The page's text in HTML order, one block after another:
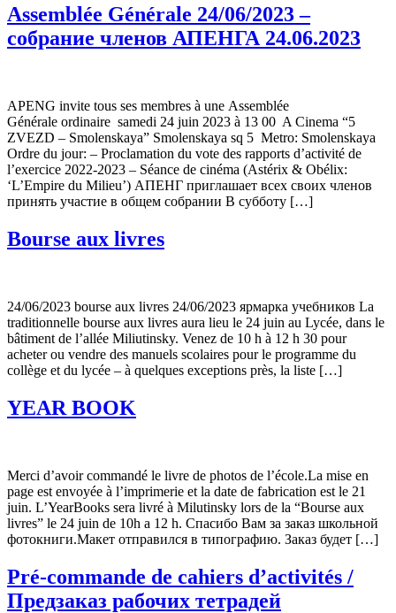
Assemblée Générale 24/06/2023 –
собрание членов АПЕНГА 24.06.2023
APENG invite tous ses membres à une Assemblée
Générale ordinaire samedi 24 juin 2023 à 13 00 A Cinema “5
ZVEZD – Smolenskaya” Smolenskaya sq 5 Metro: Smolenskaya
Ordre du jour: – Proclamation du vote des rapports d’activité de
l’exercice 2022-2023 – Séance de cinéma (Astérix & Obélix:
‘L’Empire du Milieu’) АПЕНГ приглашает всех своих членов
принять участие в общем собрании В субботу […]
Bourse aux livres
24/06/2023 bourse aux livres 24/06/2023 ярмарка учебников La
traditionnelle bourse aux livres aura lieu le 24 juin au Lycée, dans le
bâtiment de l’allée Miliutinsky. Venez de 10 h à 12 h 30 pour
acheter ou vendre des manuels scolaires pour le programme du
collège et du lycée – à quelques exceptions près, la liste […]
YEAR BOOK
Merci d’avoir commandé le livre de photos de l’école.La mise en
page est envoyée à l’imprimerie et la date de fabrication est le 21
juin. L’YearBooks sera livré à Milutinsky lors de la “Bourse aux
livres” le 24 juin de 10h a 12 h. Спасибо Вам за заказ школьной
фотокниги.Макет отправился в типографию. Заказ будет […]
Pré-commande de cahiers d’activités /
Предзаказ рабочих тетрадей